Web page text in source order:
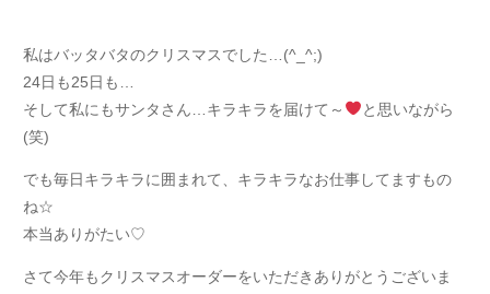
私はバッタバタのクリスマスでした…(^_^;)
24日も25日も…
そして私にもサンタさん…キラキラを届けて～
と思いながら
(笑)
でも毎日キラキラに囲まれて、キラキラなお仕事してますもの
ね☆
本当ありがたい♡
さて今年もクリスマスオーダーをいただきありがとうございま